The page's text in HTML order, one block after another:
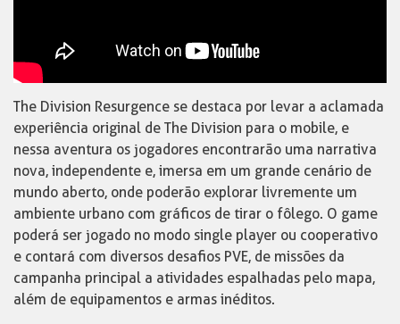
The Division Resurgence se destaca por levar a aclamada
experiência original de The Division para o mobile, e
nessa aventura os jogadores encontrarão uma narrativa
nova, independente e, imersa em um grande cenário de
mundo aberto, onde poderão explorar livremente um
ambiente urbano com gráficos de tirar o fôlego. O game
poderá ser jogado no modo single player ou cooperativo
e contará com diversos desafios PVE, de missões da
campanha principal a atividades espalhadas pelo mapa,
além de equipamentos e armas inéditos.